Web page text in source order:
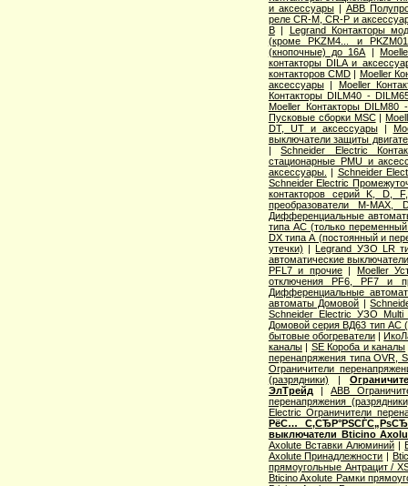
и аксессуары| ABB
реле CR-M, CR-P и
B| Legrand Контакторы
(кроме PKZM4... и
(кнопочные) до 16А |
контакторы DILA и
контакторов CMD | Moeller
аксессуары| Moeller
Контакторы DILM40 -
Moeller Контакторы DILM80
Пусковые сборки MSC|
DT, UT и аксессуары|
выключатели защиты
|Schneider Electric
стационарные PMU и
аксессуары.
| Schneider
Schneider Electric
контакторов серий K, D,
преобразователи M-MAX,
Дифференциальные
типа АС (только переменный
DX типа А (постоянный и
утечки) |Legrand УЗО LR
автоматические
PFL7 и прочие| Moeller
отключения PF6, PF7 и
Дифференциальные
автоматы Домовой |
Schneider Electric УЗО Multi
Домовой серия ВД63 тип АС
бытовые обогреватели|
каналы| SE Короба и каналы
перенапряжения типа OVR,
Ограничители
(разрядники) |
ЭлТрейд |ABB
перенапряжения
Electric Ограничители
РёС…
выключатели Bticino
Axolute Вставки Алюминий |
Axolute Принадлежности |
прямоугольные Антрацит /
Bticino Axolute Рамки